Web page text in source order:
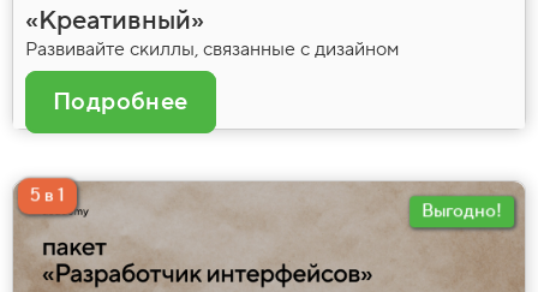
«Креативный»
Развивайте скиллы, связанные с дизайном
Подробнее
5 в 1
Выгодно!